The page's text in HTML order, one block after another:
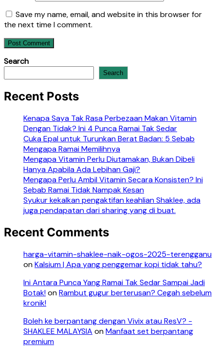
Save my name, email, and website in this browser for
the next time I comment.
Search
Search
Recent Posts
Kenapa Saya Tak Rasa Perbezaan Makan Vitamin
Dengan Tidak? Ini 4 Punca Ramai Tak Sedar
Cuka Epal untuk Turunkan Berat Badan: 5 Sebab
Mengapa Ramai Memilihnya
Mengapa Vitamin Perlu Diutamakan, Bukan Dibeli
Hanya Apabila Ada Lebihan Gaji?
Mengapa Perlu Ambil Vitamin Secara Konsisten? Ini
Sebab Ramai Tidak Nampak Kesan
Syukur kekalkan pengaktifan keahlian Shaklee, ada
juga pendapatan dari sharing yang di buat.
Recent Comments
harga-vitamin-shaklee-naik-ogos-2025-terengganu
onKalsium | Apa yang penggemar kopi tidak tahu?
Ini Antara Punca Yang Ramai Tak Sedar Sampai Jadi
Botak!onRambut gugur berterusan? Cegah sebelum
kronik!
Boleh ke berpantang dengan Vivix atau ResV? -
SHAKLEE MALAYSIA onManfaat set berpantang
premium